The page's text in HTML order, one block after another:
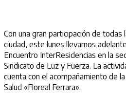
Con una gran participación de todas
ciudad, este lunes llevamos
Encuentro InterResidencias en la
Sindicato de Luz y Fuerza. La
cuenta con el acompañamiento de
Salud «Floreal Ferrara».